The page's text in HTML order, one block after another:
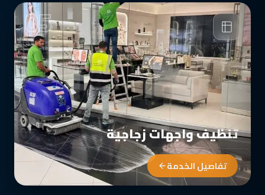
05
تنظيف واجهات زجاجية
تفاصيل الخدمة